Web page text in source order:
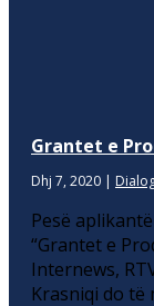
Grantet e
Dhj 7, 2020 |
Pesë
“Grantet e
Internews,
Krasniqi do të